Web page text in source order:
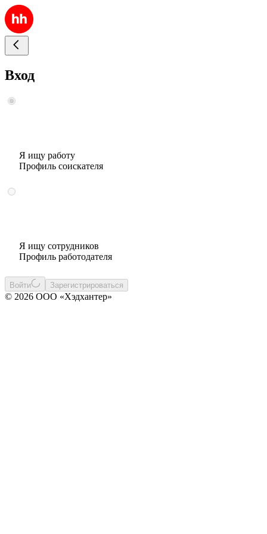
Вход
Я ищу работу
Профиль соискателя
Я ищу сотрудников
Профиль работодателя
Войти Зарегистрироваться
© 2026 ООО «Хэдхантер»